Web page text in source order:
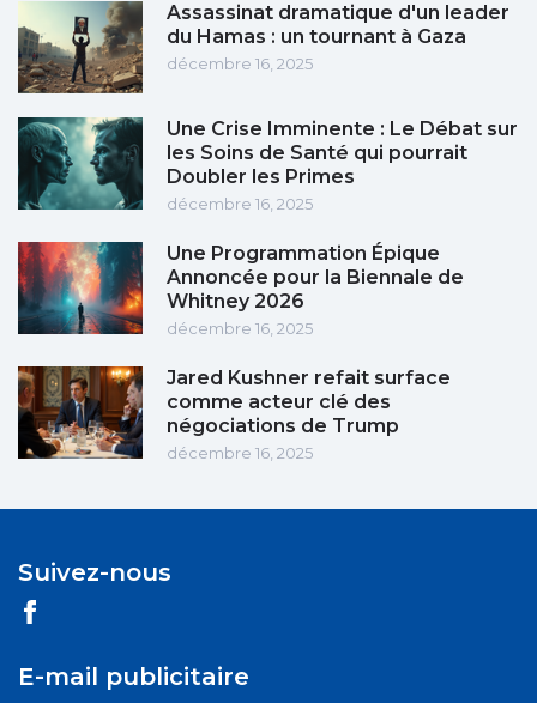
Assassinat dramatique d'un leader
du Hamas : un tournant à Gaza
décembre 16, 2025
Une Crise Imminente : Le Débat sur
les Soins de Santé qui pourrait
Doubler les Primes
décembre 16, 2025
Une Programmation Épique
Annoncée pour la Biennale de
Whitney 2026
décembre 16, 2025
Jared Kushner refait surface
comme acteur clé des
négociations de Trump
décembre 16, 2025
Suivez-nous
E-mail publicitaire